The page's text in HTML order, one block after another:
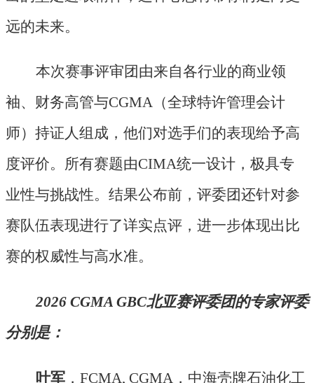
远的未来。
本次赛事评审团由来自各行业的商业领
袖、财务高管与CGMA（全球特许管理会计
师）持证人组成，他们对选手们的表现给予高
度评价。所有赛题由CIMA统一设计，极具专
业性与挑战性。结果公布前，评委团还针对参
赛队伍表现进行了详实点评，进一步体现出比
赛的权威性与高水准。
2026 CGMA GBC北亚赛评委团的专家评委
分别是：
叶军， FCMA, CGMA，中海壳牌石油化工